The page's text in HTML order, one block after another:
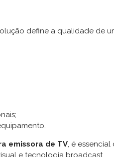
define a qualidade de
emissora de TV, é
e tecnologia broadcast.